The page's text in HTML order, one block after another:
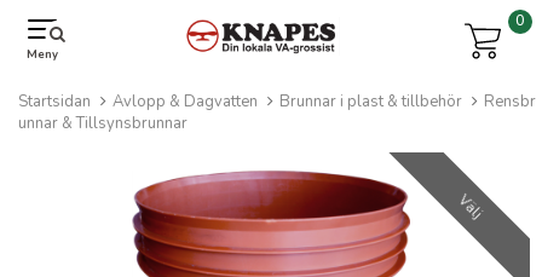
Meny
0
Startsidan Avlopp & Dagvatten Brunnar i plast & tillbehör
Rensbr
unnar & Tillsynsbrunnar
Välj